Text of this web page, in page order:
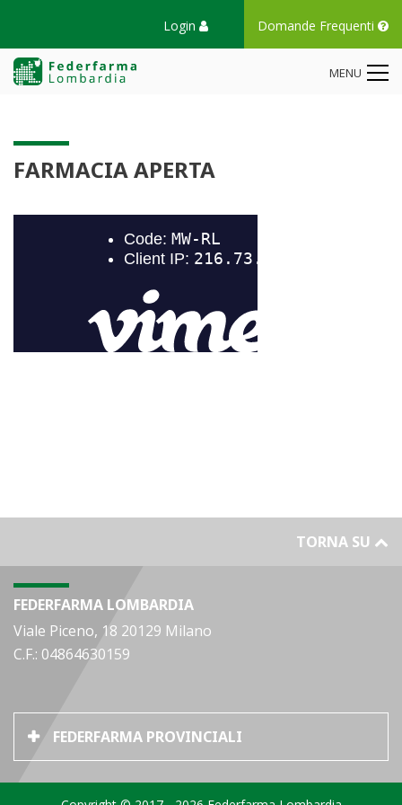
Login Domande Frequenti
MENU
FARMACIA APERTA
TORNA SU
FEDERFARMA LOMBARDIA
Viale Piceno, 18 20129 Milano
C.F.: 04864630159
FEDERFARMA PROVINCIALI